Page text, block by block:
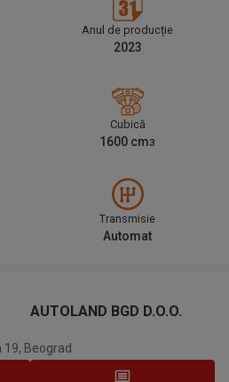
Anul de producție
2023
Cubică
1600 cm3
Transmisie
Automat
AUTOLAND BGD D.o.o.
19, Beograd